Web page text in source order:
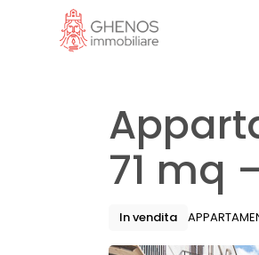
71 mq
In vendita